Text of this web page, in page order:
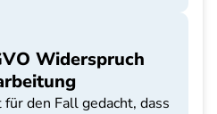
Widerspruch
den Fall gedacht, dass